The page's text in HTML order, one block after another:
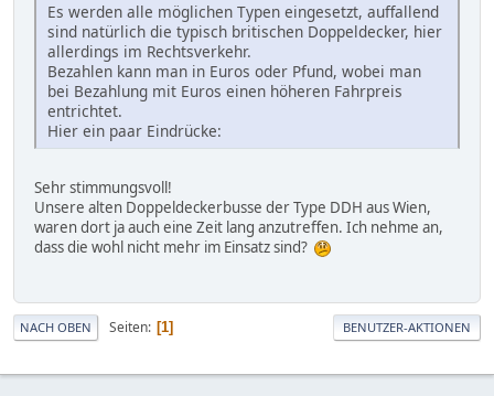
Es werden alle möglichen Typen eingesetzt, auffallend
sind natürlich die typisch britischen Doppeldecker, hier
allerdings im Rechtsverkehr.
Bezahlen kann man in Euros oder Pfund, wobei man
bei Bezahlung mit Euros einen höheren Fahrpreis
entrichtet.
Hier ein paar Eindrücke:
Sehr stimmungsvoll!
Unsere alten Doppeldeckerbusse der Type DDH aus Wien,
waren dort ja auch eine Zeit lang anzutreffen. Ich nehme an,
dass die wohl nicht mehr im Einsatz sind?
NACH OBEN Seiten 1 BENUTZER-AKTIONEN